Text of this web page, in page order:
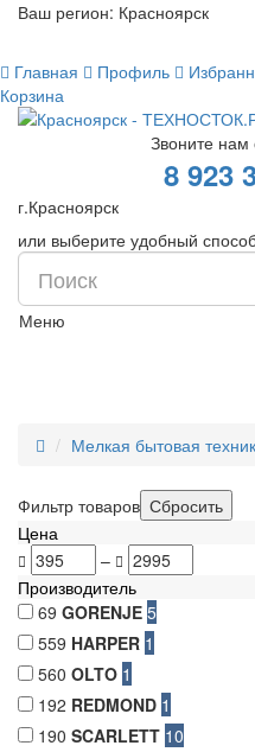
Ваш регион: Красноярск
Главная Профиль
Корзина
Звоните нам
8 923
г.Красноярск
или выберите удобный
Меню
Мелкая бытовая
Фильтр товаров
Цена
–
Производитель
69 GORENJE 5
559 HARPER 1
560 OLTO 1
192 REDMOND 1
190 SCARLETT 10